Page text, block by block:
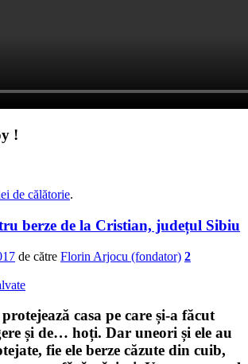
!
de călătorie.
berze de la Cristian, județul Sibiu
de către Florin Arjocu (fondator) 2
casa pe care și-a făcut
și de… hoți. Dar uneori și ele au
fie ele berze căzute din cuib,